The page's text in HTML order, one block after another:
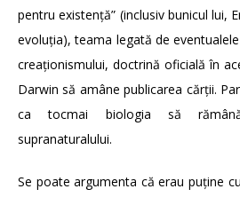
pentru existență” (inclusiv bunicul lui,
evoluția), teama legată de
creaționismului, doctrină oficială în
Darwin să amâne publicarea cărții.
ca tocmai biologia să
supranaturalului.
Se poate argumenta că erau puține